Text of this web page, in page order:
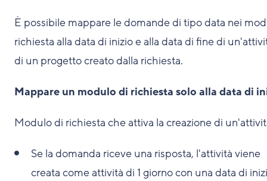
È possibile mappare le domande di tipo data nei
richiesta alla data di inizio e alla data di fine di
di un progetto creato dalla richiesta.
Mappare un modulo di richiesta solo alla data di
Modulo di richiesta che attiva la creazione di
Se la domanda riceve una risposta, l'attività viene
creata come attività di 1 giorno con una data di